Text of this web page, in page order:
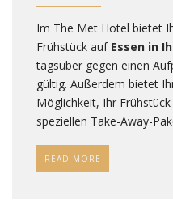
Im The Met Hotel bietet
Frühstück auf Essen in
tagsüber gegen einen
gültig. Außerdem bietet
Möglichkeit, Ihr
speziellen Take-Away-
READ MORE